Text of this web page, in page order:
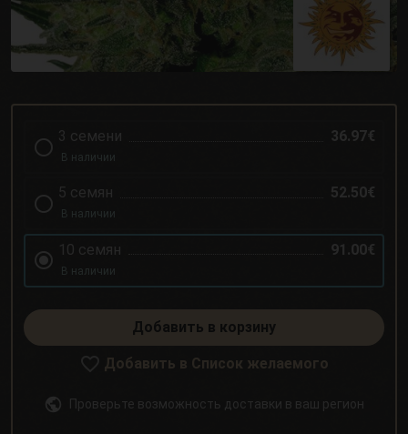
3 семени 36.97€
В наличии
5 семян 52.50€
В наличии
10 семян 91.00€
В наличии
Добавить в корзину
Добавить в Список желаемого
Проверьте возможность доставки в ваш регион